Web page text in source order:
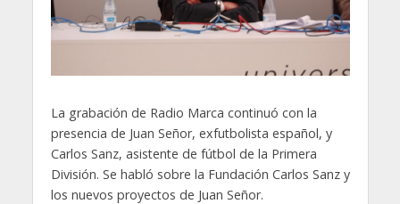
La grabación de Radio Marca continuó con la
presencia de Juan Señor, exfutbolista español, y
Carlos Sanz, asistente de fútbol de la Primera
División. Se habló sobre la Fundación Carlos Sanz y
los nuevos proyectos de Juan Señor.